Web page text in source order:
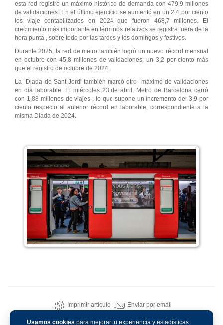
Usamos cookies para mejorar tu experiencia y estadísticas.
esta red registró un máximo histórico de demanda con 479,9 millones
de validaciones. En el último ejercicio se aumentó en un 2,4 por ciento
los viaje contabilizados en 2024 que fueron 468,7 millones. El
crecimiento más importante en términos relativos se registra fuera de la
hora punta , sobre todo por las tardes y los domingos y festivos.
Durante 2025, la red de metro también logró un nuevo récord mensual
en octubre con 45,8 millones de validaciones; un 3,2 por ciento más
que el registro de octubre de 2024.
La Diada de Sant Jordi también marcó otro máximo de validaciones
en día laborable. El miércoles 23 de abril, Metro de Barcelona cerró
con 1,88 millones de viajes , lo que supone un incremento del 3,9 por
ciento respecto al anterior récord en laborable, correspondiente a la
misma Diada de 2024.
Imprimir artículo Enviar por email